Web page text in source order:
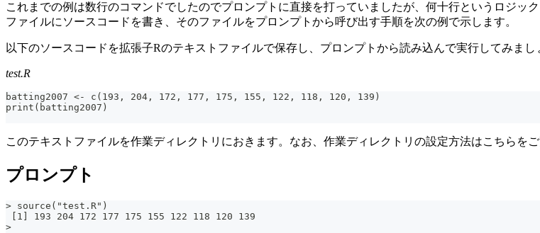
これまでの例は数行のコマンドでしたのでプロンプトに直接を打っていましたが、何十行というロジッ
ファイルにソースコードを書き、そのファイルをプロンプトから呼び出す手順を次の例で示します。
以下のソースコードを拡張子Rのテキストファイルで保存し、プロンプトから読み込んで実行してみまし
test.R
batting2007 <- c(193, 204, 172, 177, 175, 155, 122, 118, 120, 139)
print(batting2007)
このテキストファイルを作業ディレクトリにおきます。なお、作業ディレクトリの設定方法はこちらを
プロンプト
> source("test.R")
[1] 193 204 172 177 175 155 122 118 120 139
>